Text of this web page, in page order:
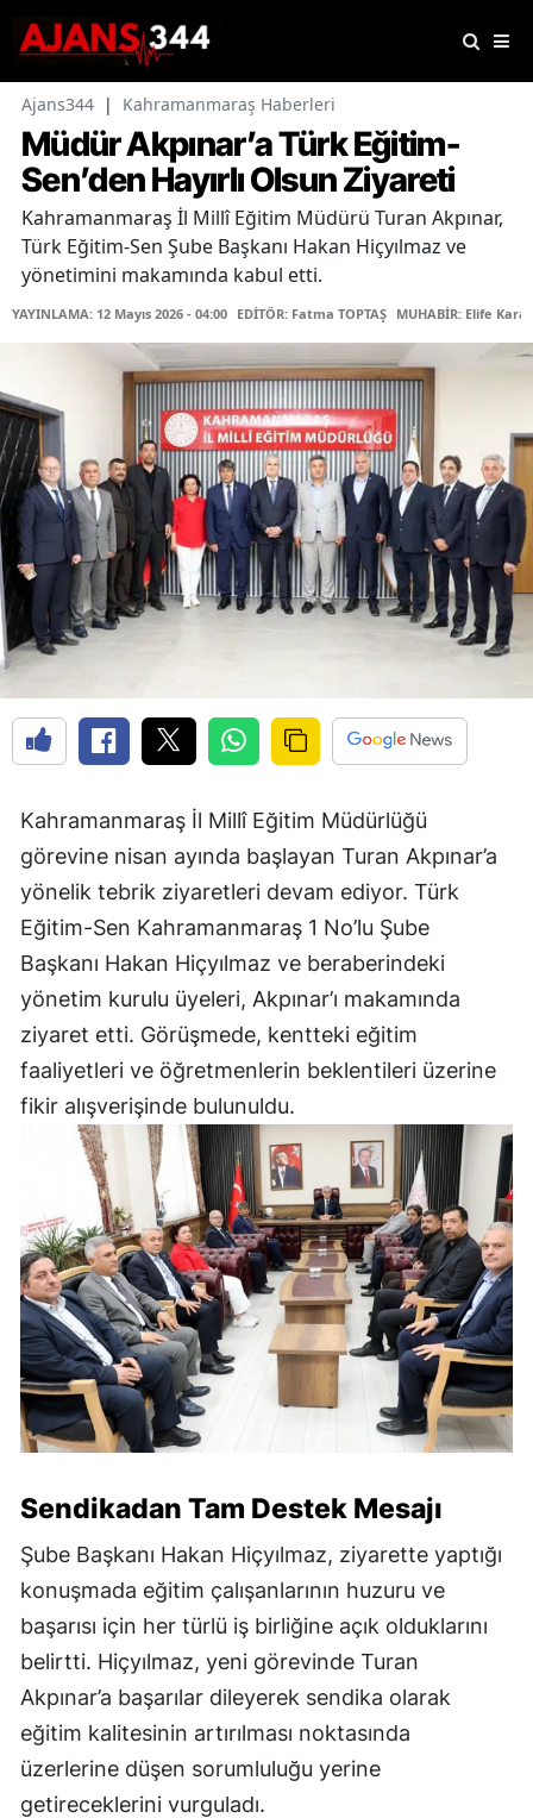
Ajans344 | Kahramanmaraş Haberleri
Müdür Akpınar’a Türk Eğitim-
Sen’den Hayırlı Olsun Ziyareti
Kahramanmaraş İl Millî Eğitim Müdürü Turan Akpınar,
Türk Eğitim-Sen Şube Başkanı Hakan Hiçyılmaz ve
yönetimini makamında kabul etti.
YAYINLAMA: 12 Mayıs 2026 - 04:00 EDİTÖR: Fatma TOPTAŞ MUHABİR: Elife
Kahramanmaraş İl Millî Eğitim Müdürlüğü
görevine nisan ayında başlayan Turan Akpınar’a
yönelik tebrik ziyaretleri devam ediyor. Türk
Eğitim-Sen Kahramanmaraş 1 No’lu Şube
Başkanı Hakan Hiçyılmaz ve beraberindeki
yönetim kurulu üyeleri, Akpınar’ı makamında
ziyaret etti. Görüşmede, kentteki eğitim
faaliyetleri ve öğretmenlerin beklentileri üzerine
fikir alışverişinde bulunuldu.
Sendikadan Tam Destek Mesajı
Şube Başkanı Hakan Hiçyılmaz, ziyarette yaptığı
konuşmada eğitim çalışanlarının huzuru ve
başarısı için her türlü iş birliğine açık olduklarını
belirtti. Hiçyılmaz, yeni görevinde Turan
Akpınar’a başarılar dileyerek sendika olarak
eğitim kalitesinin artırılması noktasında
üzerlerine düşen sorumluluğu yerine
getireceklerini vurguladı.